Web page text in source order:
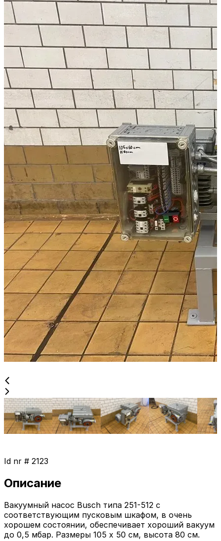
Id nr # 2123
Описание
Вакуумный насос Busch типа 251-512 с
соответствующим пусковым шкафом, в очень
хорошем состоянии, обеспечивает хороший вакуум
до 0,5 мбар. Размеры 105 x 50 см, высота 80 см.